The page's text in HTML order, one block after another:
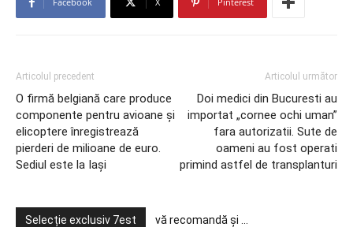
Articolul precedent
O firmă belgiană care produce
componente pentru avioane și
elicoptere înregistrează
pierderi de milioane de euro.
Sediul este la Iași
Articolul următor
Doi medici din Bucuresti au
importat „cornee ochi uman”
fara autorizatii. Sute de
oameni au fost operati
primind astfel de transplanturi
Selecție exclusiv 7est vă recomandă și ...